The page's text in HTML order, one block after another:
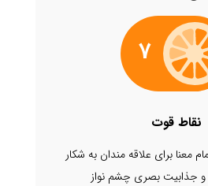
7
نقاط قوت
معنا برای علاقه مندان به شکار
و جذابیت بصری چشم نواز